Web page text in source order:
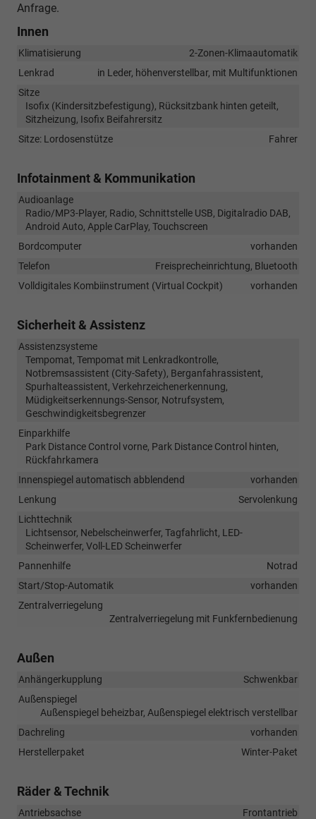
Anfrage.
Innen
Klimatisierung
2-Zonen-Klimaautomatik
Lenkrad
in Leder, höhenverstellbar, mit Multifunktionen
Sitze
Isofix (Kindersitzbefestigung), Rücksitzbank hinten geteilt,
Sitzheizung, Isofix Beifahrersitz
Sitze: Lordosenstütze
Fahrer
Infotainment & Kommunikation
Audioanlage
Radio/MP3-Player, Radio, Schnittstelle USB, Digitalradio DAB,
Android Auto, Apple CarPlay, Touchscreen
Bordcomputer
vorhanden
Telefon
Freisprecheinrichtung, Bluetooth
Volldigitales Kombiinstrument (Virtual Cockpit)
vorhanden
Sicherheit & Assistenz
Assistenzsysteme
Tempomat, Tempomat mit Lenkradkontrolle,
Notbremsassistent (City-Safety), Berganfahrassistent,
Spurhalteassistent, Verkehrzeichenerkennung,
Müdigkeitserkennungs-Sensor, Notrufsystem,
Geschwindigkeitsbegrenzer
Einparkhilfe
Park Distance Control vorne, Park Distance Control hinten,
Rückfahrkamera
Innenspiegel automatisch abblendend
vorhanden
Lenkung
Servolenkung
Lichttechnik
Lichtsensor, Nebelscheinwerfer, Tagfahrlicht, LED-
Scheinwerfer, Voll-LED Scheinwerfer
Pannenhilfe
Notrad
Start/Stop-Automatik
vorhanden
Zentralverriegelung
Zentralverriegelung mit Funkfernbedienung
Außen
Anhängerkupplung
Schwenkbar
Außenspiegel
Außenspiegel beheizbar, Außenspiegel elektrisch verstellbar
Dachreling
vorhanden
Herstellerpaket
Winter-Paket
Räder & Technik
Antriebsachse
Frontantrieb